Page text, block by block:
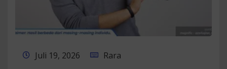
Juli 19, 2026 Rara